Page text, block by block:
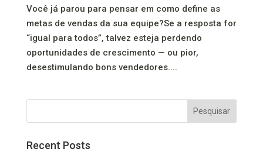
Você já parou para pensar em como define as
metas de vendas da sua equipe?Se a resposta for
“igual para todos”, talvez esteja perdendo
oportunidades de crescimento — ou pior,
desestimulando bons vendedores....
Pesquisar
Recent Posts